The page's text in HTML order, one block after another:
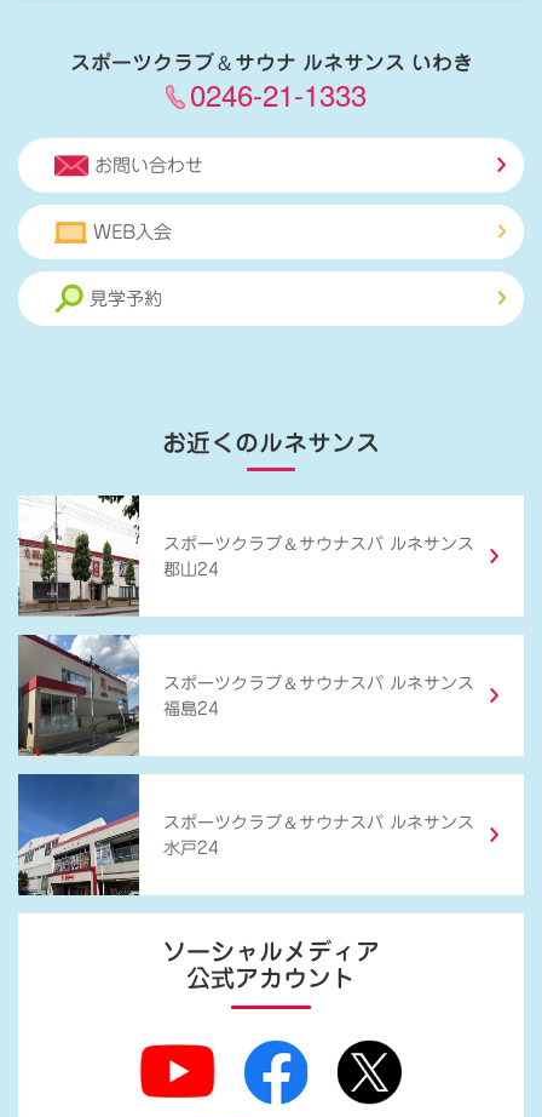
スポーツクラブ＆サウナ ルネサンス いわき
0246-21-1333
お問い合わせ
WEB入会
見学予約
お近くのルネサンス
スポーツクラブ ＆ サウナスパ ルネサンス
郡山24
スポーツクラブ ＆ サウナスパ ルネサンス
福島24
スポーツクラブ ＆ サウナスパ ルネサンス
水戸24
ソーシャルメディア
公式アカウント